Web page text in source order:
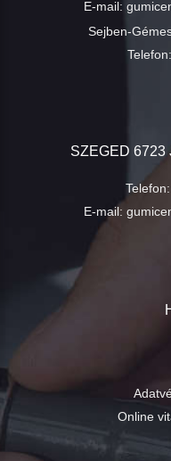
E-mail:
Sejben-
Telefon:
SZEGED 6723
Telefon:
E-mail:
Online